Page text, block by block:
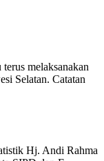
melaksanakan
Selatan. Catatan